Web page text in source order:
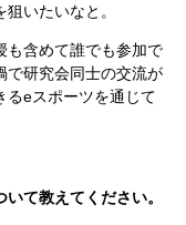
いたいなと。
も含めて誰でも参加で
で研究会同士の交流が
るeスポーツを通じて
て教えてください。